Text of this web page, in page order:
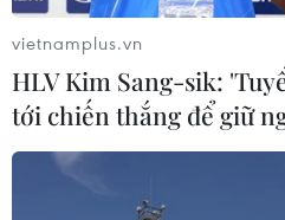
vietnamplus.vn
HLV Kim Sang-sik:
tới chiến thắng để giữ